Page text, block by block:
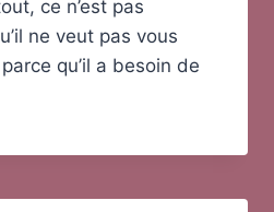
ce n’est pas
ne veut pas vous
qu’il a besoin de